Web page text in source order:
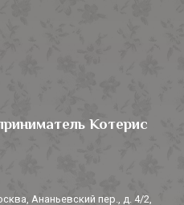
Котерис
Ананьевский пер., д. 4/2,